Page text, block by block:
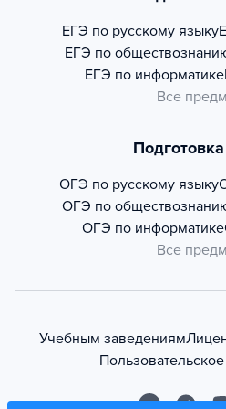
ЕГЭ по русскому языку
ЕГЭ по
ЕГЭ по информатике
Все
ОГЭ по русскому языку
ОГЭ по
ОГЭ по информатике
Все
Учебным заведениям